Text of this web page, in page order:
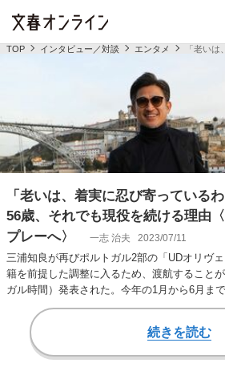
TOP インタビュー／対談 エンタメ 「老い
「老いは、着実に忍び寄っている
56歳、それでも現役を続ける理由
プレーへ〉
一志 治夫 2023/07/11
三浦知良が再びポルトガル2部の「UDオリヴ
籍を前提した調整に入るため、渡航すること
ガル時間）発表された。今年の1月から6月ま
ムで、…
続きを読む